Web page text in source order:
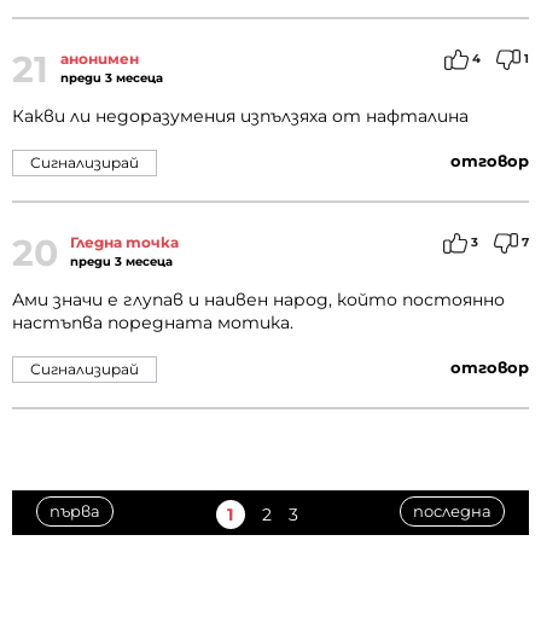
21 анонимен
преди 3 месеца
4 1
Какви ли недоразумения изпълзяха от нафталина
отговор
Сигнализирай
20 Гледна точка
преди 3 месеца
3 7
Ами значи е глyпав и наивен народ, който постоянно
настъпва поредната мотика.
отговор
Сигнализирай
първа 1 2 3 последна